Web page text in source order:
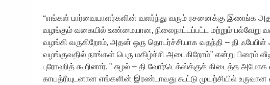
“எங்கள் பார்வையாளர்களின் வளர்ந்து வரும் ரசனைக்கு இணங்க
வழங்கும் வகையில் உண்மையான, நிலைநாட்டப்பட்ட மற்றும்
வழங்கி வருகிறோம், அதன் ஒரு தொடர்ச்சியாக வதந்தி – தி
வழங்குவதில் நாங்கள் பெரு மகிழ்ச்சி அடைகிறோம்” என்று
புரோஹித் கூறினார். ” சுழல் – தி வோர்டெக்ஸ்க்குக் கிடைத்த அமோக
காயத்ரியுடனான எங்களின் இரண்டாவது கூட்டு முயற்சியில்